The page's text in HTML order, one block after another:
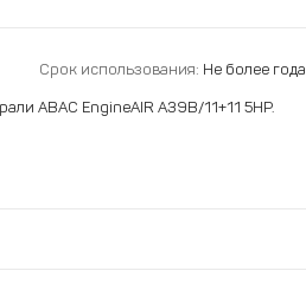
Срок использования: Не более года
ABAC EngineAIR А39B/11+11 5HP.